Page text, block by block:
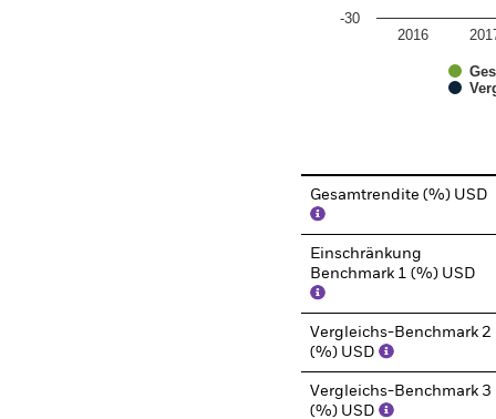
2016
-30
Gesamtrendite (%) USD
Einschränkung
Benchmark 1 (%) USD
Vergleichs-Benchmark 2
(%) USD
Vergleichs-Benchmark 3
(%) USD